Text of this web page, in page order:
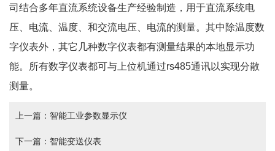
司结合多年直流系统设备生产经验制造，用于直流系统电
压、电流、温度、和交流电压、电流的测量。其中除温度数
字仪表外，其它几种数字仪表都有测量结果的本地显示功
能。所有数字仪表都可与上位机通过rs485通讯以实现分散
测量。
上一篇： 智能工业参数显示仪
下一篇： 智能变送仪表